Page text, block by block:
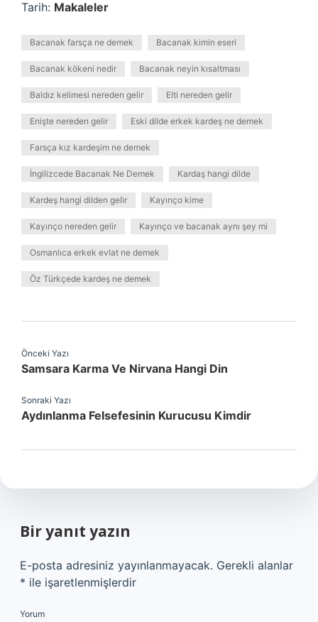
Tarih: Makaleler
Bacanak farsça ne demek Bacanak kimin eseri
Bacanak kökeni nedir Bacanak neyin kısaltması
Baldız kelimesi nereden gelir Elti nereden gelir
Enişte nereden gelir Eski dilde erkek kardeş ne demek
Farsça kız kardeşim ne demek
İngilizcede Bacanak Ne Demek Kardaş hangi dilde
Kardeş hangi dilden gelir Kayınço kime
Kayınço nereden gelir Kayınço ve bacanak aynı şey mi
Osmanlıca erkek evlat ne demek
Öz Türkçede kardeş ne demek
Önceki Yazı
Samsara Karma Ve Nirvana Hangi Din
Sonraki Yazı
Aydınlanma Felsefesinin Kurucusu Kimdir
Bir yanıt yazın
E-posta adresiniz yayınlanmayacak. Gerekli alanlar
* ile işaretlenmişlerdir
Yorum